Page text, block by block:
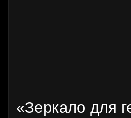
«Зеркало для